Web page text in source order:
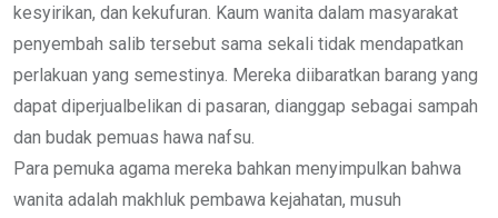
kesyirikan, dan kekufuran. Kaum wanita dalam masyarakat
penyembah salib tersebut sama sekali tidak mendapatkan
perlakuan yang semestinya. Mereka diibaratkan barang yang
dapat diperjualbelikan di pasaran, dianggap sebagai sampah
dan budak pemuas hawa nafsu.
Para pemuka agama mereka bahkan menyimpulkan bahwa
wanita adalah makhluk pembawa kejahatan, musuh